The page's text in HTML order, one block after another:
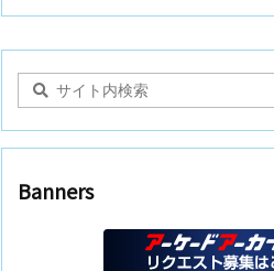
Banners